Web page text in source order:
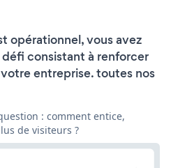
opérationnel, vous avez
consistant à renforcer
entreprise. toutes nos
: comment entice,
de visiteurs ?